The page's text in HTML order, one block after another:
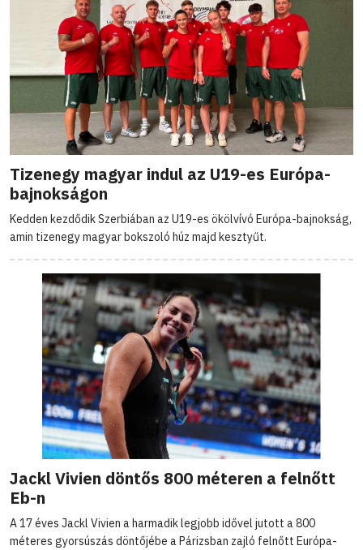
Tizenegy magyar indul az U19-es Európa-
bajnokságon
Kedden kezdődik Szerbiában az U19-es ökölvívó Európa-bajnokság,
amin tizenegy magyar bokszoló húz majd kesztyűt.
Jackl Vivien döntős 800 méteren a felnőtt
Eb-n
A 17 éves Jackl Vivien a harmadik legjobb idővel jutott a 800
méteres gyorsúszás döntőjébe a Párizsban zajló felnőtt Európa-